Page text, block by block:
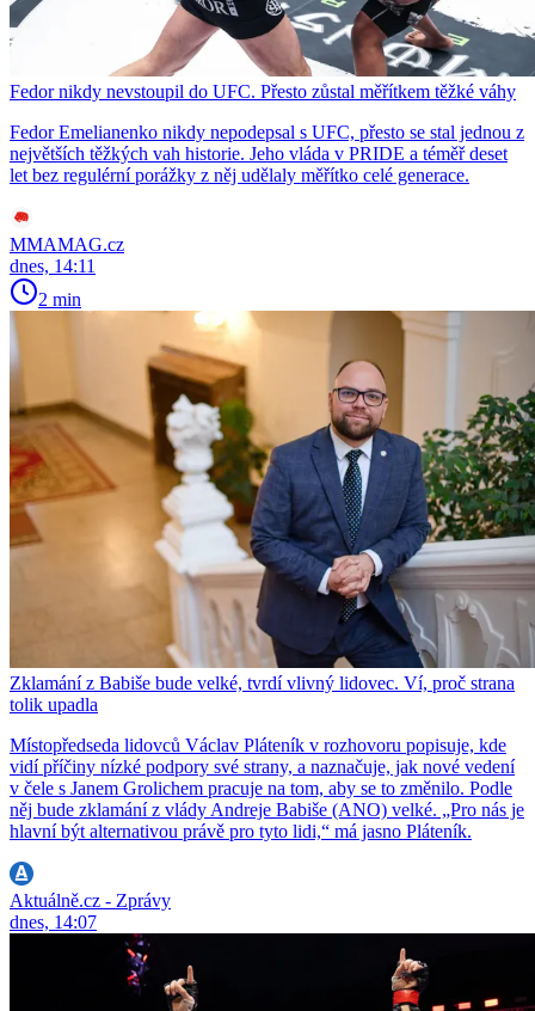
Fedor nikdy nevstoupil do UFC. Přesto zůstal měřítkem těžké váhy
Fedor Emelianenko nikdy nepodepsal s UFC, přesto se stal jednou z
největších těžkých vah historie. Jeho vláda v PRIDE a téměř deset
let bez regulérní porážky z něj udělaly měřítko celé generace.
MMAMAG.cz
dnes, 14:11
2 min
Zklamání z Babiše bude velké, tvrdí vlivný lidovec. Ví, proč strana
tolik upadla
Místopředseda lidovců Václav Pláteník v rozhovoru popisuje, kde
vidí příčiny nízké podpory své strany, a naznačuje, jak nové vedení
v čele s Janem Grolichem pracuje na tom, aby se to změnilo. Podle
něj bude zklamání z vlády Andreje Babiše (ANO) velké. „Pro nás je
hlavní být alternativou právě pro tyto lidi,“ má jasno Pláteník.
Aktuálně.cz - Zprávy
dnes, 14:07